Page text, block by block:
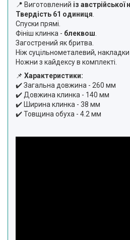
📍 Виготовлений із
Твердість 61 одиниця
Спуски прямі.
Фініш клинка - блеквош
Загострений як бритва.
Ніж суцільнометалевий,
Ножни з кайдексу в комплекті.
📌 Характеристики:
✔️ Загальна довжина - 260 мм
✔️ Довжина клинка - 140 мм
✔️ Ширина клинка - 38 мм
✔️ Товщина обуха - 4.2 мм